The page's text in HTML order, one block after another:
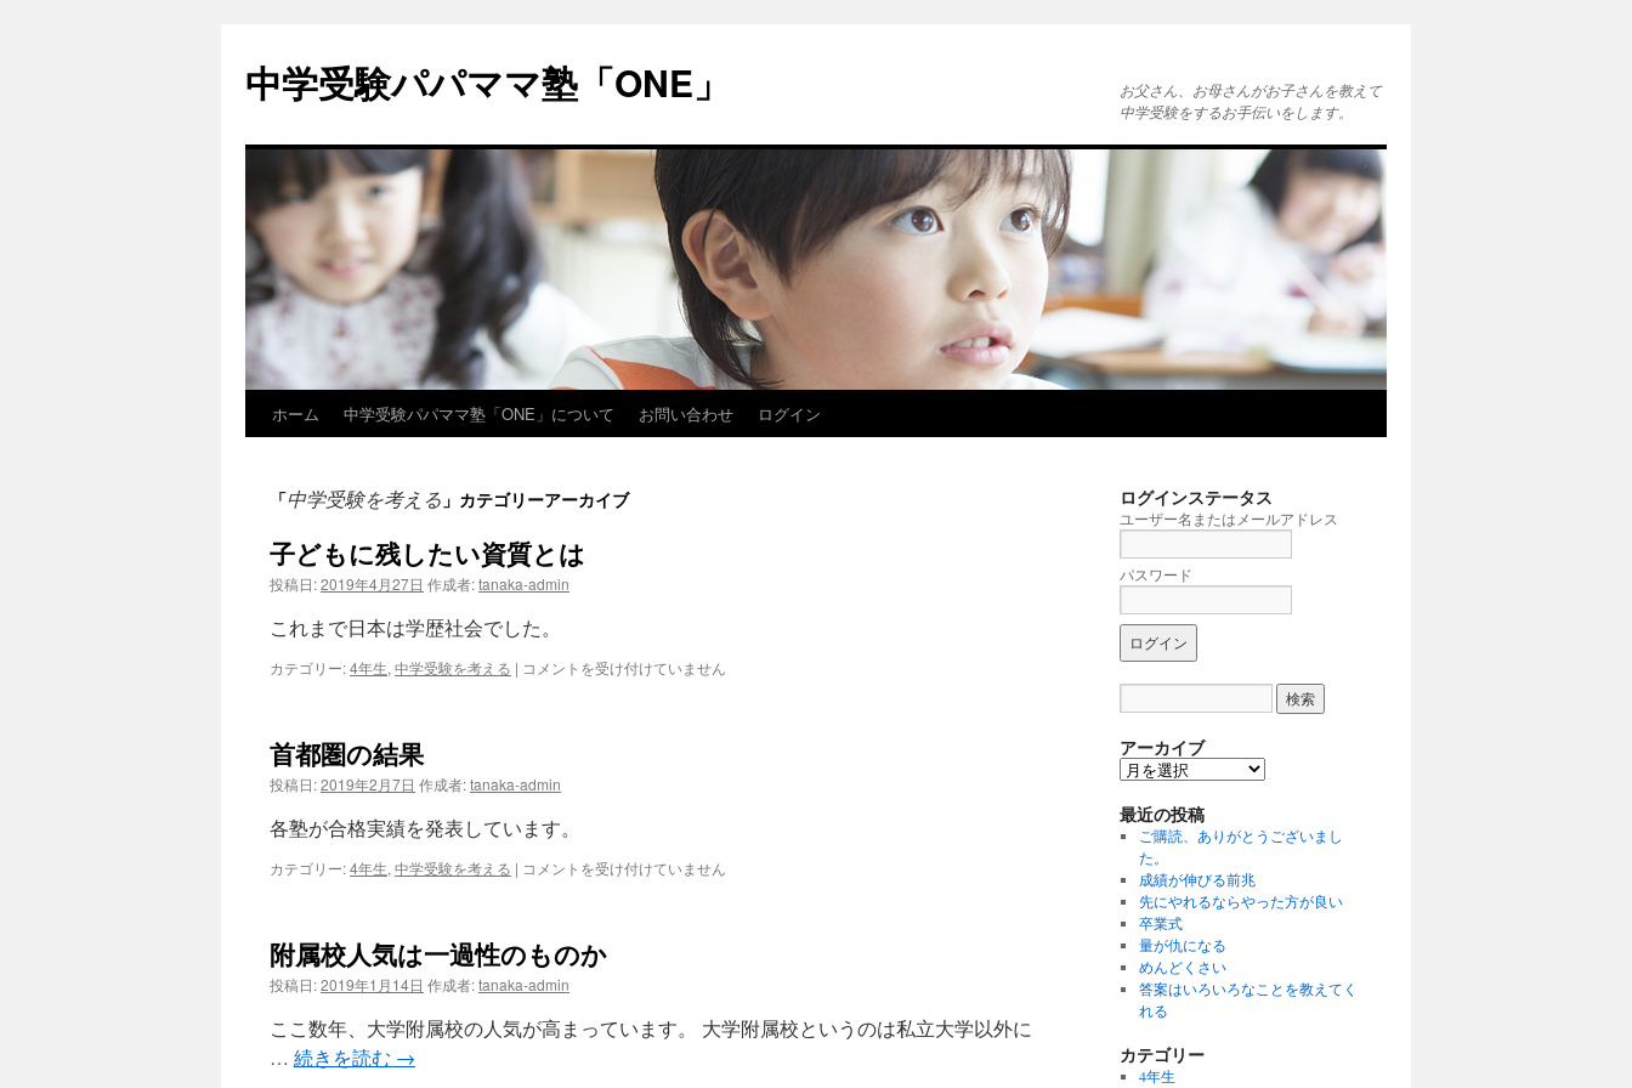
中学受験パパママ塾「ONE」
お父さん、お母さんがお子さんを教えて
中学受験をするお手伝いをします。
ン
ツ
ッ
プ
ホーム 中学受験パパママ塾「ONE」について お問い合わせ ログイン
「中学受験を考える 」カテゴリーアーカイブ
子どもに残したい資質とは
投稿日:2019年4月27日 作成者:tanaka-admin
これまで日本は学歴社会でした。
カテゴリー:4年生, 中学受験を考える | 子
し
た
い
資
質
コメントを受け付けていません
首都圏の結果
投稿日:2019年2月7日 作成者:tanaka-admin
各塾が合格実績を発表しています。
カテゴリー:4年生, 中学受験を考える | 首
結
は
コメントを受け付けていません
附属校人気は一過性のものか
投稿日:2019年1月14日 作成者:tanaka-admin
ここ数年、大学附属校の人気が高まっています。 大学附属校というのは私立大学以外に
… 続きを読む →
ログインステータス
ユーザー名またはメールアドレス
パスワード
アーカイブ
ア
カ
イ
最近の投稿
ご購読、ありがとうございまし
た。
成績が伸びる前兆
先にやれるならやった方が良い
卒業式
量が仇になる
めんどくさい
答案はいろいろなことを教えてく
れる
カテゴリー
4年生